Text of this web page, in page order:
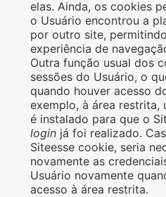
elas. Ainda, os cookies
o Usuário encontrou a
por outro site,
experiência de
Outra função usual dos
sessões do Usuário, o
quando houver acesso
exemplo, à área restrita,
é instalado para que o
loginjá foi realizado.
Siteesse cookie, seria
novamente as
Usuário novamente
acesso à área restrita.